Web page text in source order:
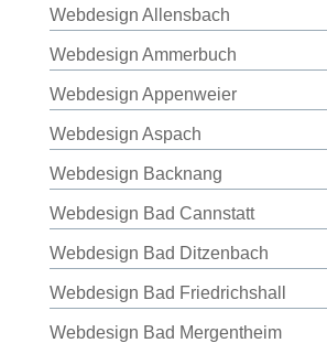
Webdesign Allensbach
Webdesign Ammerbuch
Webdesign Appenweier
Webdesign Aspach
Webdesign Backnang
Webdesign Bad Cannstatt
Webdesign Bad Ditzenbach
Webdesign Bad Friedrichshall
Webdesign Bad Mergentheim